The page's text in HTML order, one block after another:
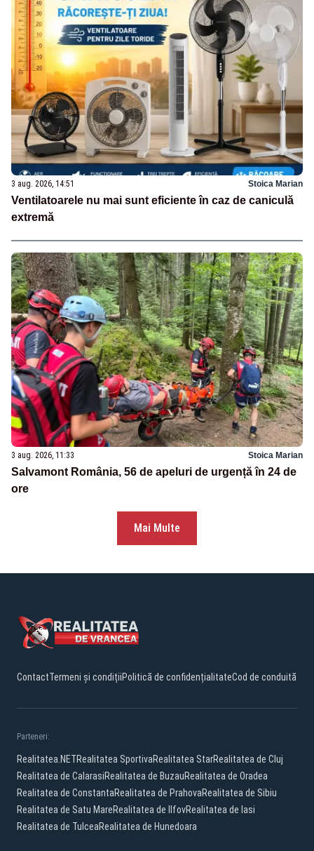
3 aug. 2026, 14:51 Stoica Marian
Ventilatoarele nu mai sunt eficiente în caz de caniculă
extremă
3 aug. 2026, 11:33 Stoica Marian
Salvamont România, 56 de apeluri de urgență în 24 de
ore
Mai Multe
ContactTermeni și condițiiPolitică de confidențialitateCod de conduită
Parteneri:
Realitatea.NETRealitatea SportivaRealitatea StarRealitatea de Cluj
Realitatea de CalarasiRealitatea de BuzauRealitatea de Oradea
Realitatea de ConstantaRealitatea de PrahovaRealitatea de Sibiu
Realitatea de Satu MareRealitatea de IlfovRealitatea de Iasi
Realitatea de TulceaRealitatea de Hunedoara